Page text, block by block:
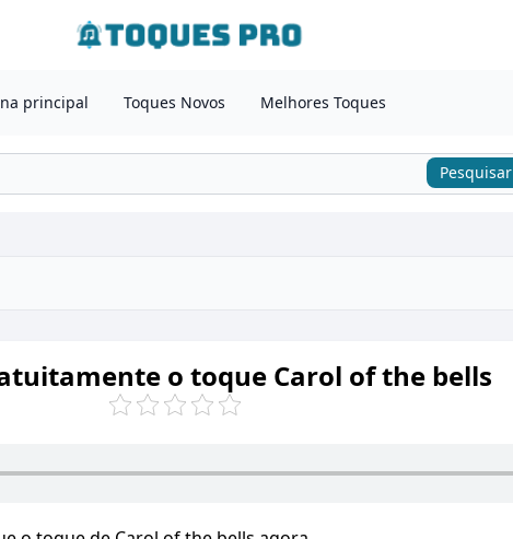
principal Toques Novos Melhores Toques
Pesquisar
o toque Carol of the bells